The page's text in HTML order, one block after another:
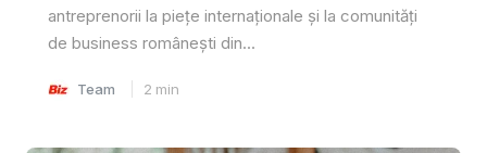
antreprenorii la piețe internaționale și la comunități
de business românești din...
Team 2 min